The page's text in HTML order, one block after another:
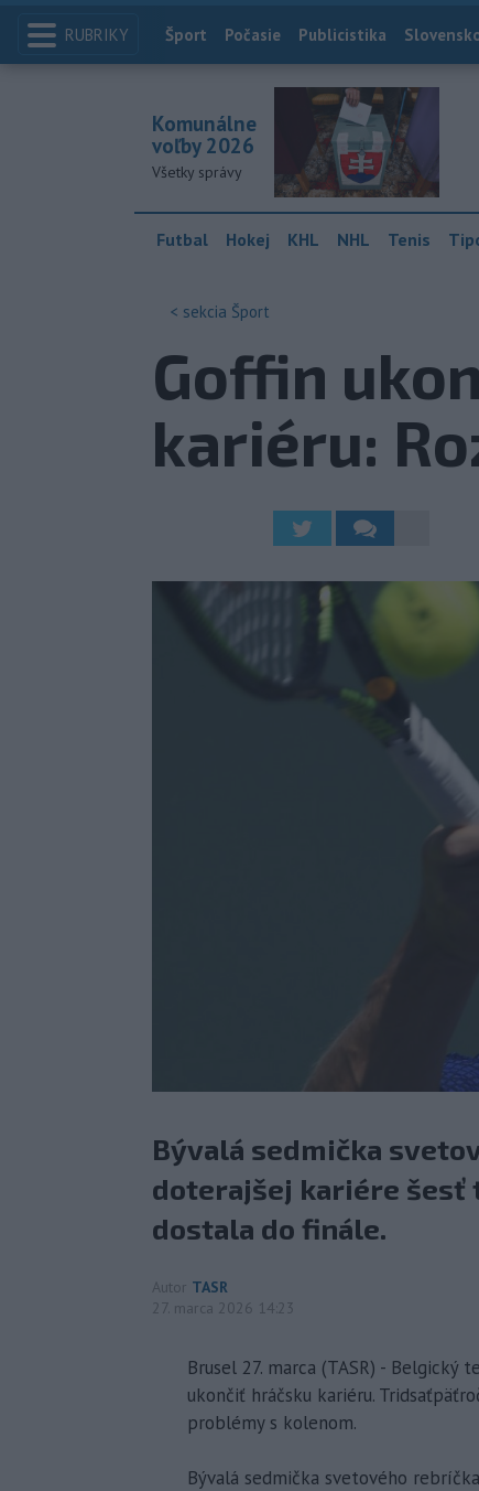
RUBRIKY Index
Šport Počasie Publicistika
Komunálne
voľby 2026
Všetky správy
Futbal Hokej KHL NHL Tenis
< sekcia Šport
Goffin
kariéru:
Bývalá sedmička
doterajšej kariére šesť
dostala do finále.
Autor TASR
27. marca 2026 14:23
Brusel 27. marca (TASR) -
ukončiť hráčsku kariéru.
problémy s kolenom.
Bývalá sedmička svetového